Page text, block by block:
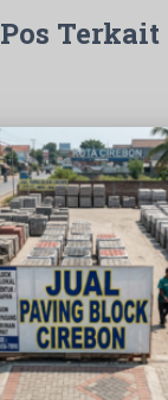
Pos Terkait